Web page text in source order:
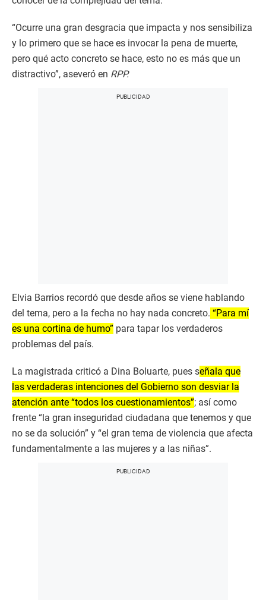
“Ocurre una gran desgracia que impacta y nos sensibiliza
y lo primero que se hace es invocar la pena de muerte,
pero qué acto concreto se hace, esto no es más que un
distractivo”, aseveró en RPP.
Elvia Barrios recordó que desde años se viene hablando
del tema, pero a la fecha no hay nada concreto. “Para mí
es una cortina de humo” para tapar los verdaderos
problemas del país.
La magistrada criticó a Dina Boluarte, pues señala que
las verdaderas intenciones del Gobierno son desviar la
atención ante “todos los cuestionamientos”; así como
frente “la gran inseguridad ciudadana que tenemos y que
no se da solución” y “el gran tema de violencia que afecta
fundamentalmente a las mujeres y a las niñas”.